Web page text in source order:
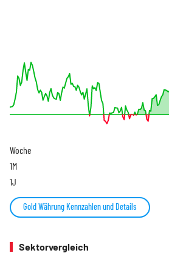
Woche
1M
1J
Gold Währung Kennzahlen und Details
Sektorvergleich